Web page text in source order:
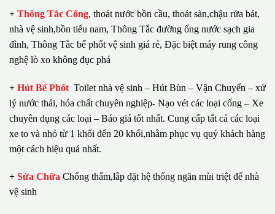
+ Thông Tắc Cống, thoát nước bồn cầu, thoát sàn,chậu rửa bát,
nhà vệ sinh,bồn tiểu nam, Thông Tắc đường ống nước sạch gia
đình, Thông Tắc bể phốt vệ sinh giá rẻ, Đặc biệt máy rung công
nghệ lò xo không đục phá
+ Hút Bể Phốt Toilet nhà vệ sinh – Hút Bùn – Vận Chuyển – xử
lý nước thải, hóa chất chuyên nghiệp- Nạo vét các loại cống – Xe
chuyên dụng các loại – Báo giá tốt nhất. Cung cấp tất cả các loại
xe to và nhỏ từ 1 khối đến 20 khối,nhằm phục vụ quý khách hàng
một cách hiệu quả nhất.
+ Sửa Chữa Chống thấm,lắp đặt hệ thống ngăn mùi triệt để nhà
vệ sinh